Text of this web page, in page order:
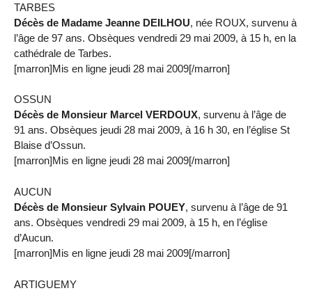
TARBES
Décès de Madame Jeanne DEILHOU, née ROUX, survenu à
l’âge de 97 ans. Obsèques vendredi 29 mai 2009, à 15 h, en la
cathédrale de Tarbes.
[marron]Mis en ligne jeudi 28 mai 2009[/marron]
OSSUN
Décès de Monsieur Marcel VERDOUX, survenu à l’âge de
91 ans. Obsèques jeudi 28 mai 2009, à 16 h 30, en l’église St
Blaise d’Ossun.
[marron]Mis en ligne jeudi 28 mai 2009[/marron]
AUCUN
Décès de Monsieur Sylvain POUEY, survenu à l’âge de 91
ans. Obsèques vendredi 29 mai 2009, à 15 h, en l’église
d’Aucun.
[marron]Mis en ligne jeudi 28 mai 2009[/marron]
ARTIGUEMY